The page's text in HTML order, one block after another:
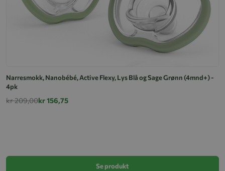
Narresmokk, Nanobébé, Active Flexy, Lys Blå og Sage Grønn (4mnd+) -
4pk
kr 209,00kr 156,75
Se produkt